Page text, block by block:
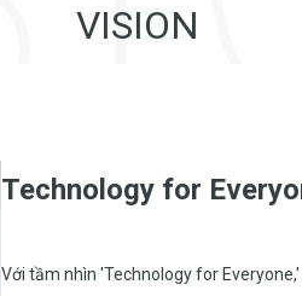
VISION
Technology for
Với tầm nhìn 'Technology for